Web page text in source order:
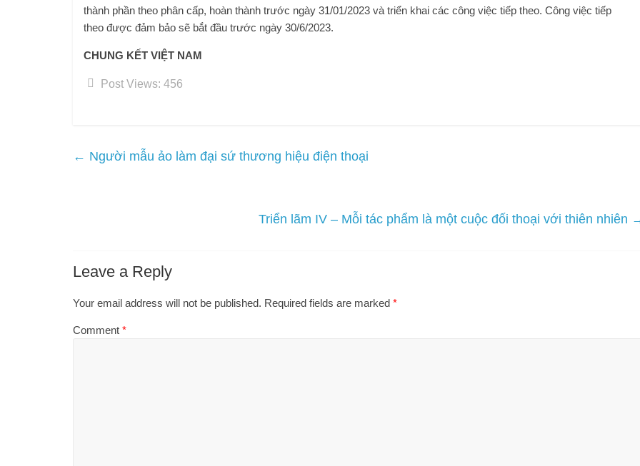
thành phần theo phân cấp, hoàn thành trước ngày 31/01/2023 và triển khai các công việc tiếp theo. Công việc tiếp
theo được đảm bảo sẽ bắt đầu trước ngày 30/6/2023.
CHUNG KẾT VIỆT NAM
Post Views: 456
← Người mẫu ảo làm đại sứ thương hiệu điện thoại
Triển lãm IV – Mỗi tác phẩm là một cuộc đối thoại với thiên nhiên
Leave a Reply
Your email address will not be published. Required fields are marked *
Comment *